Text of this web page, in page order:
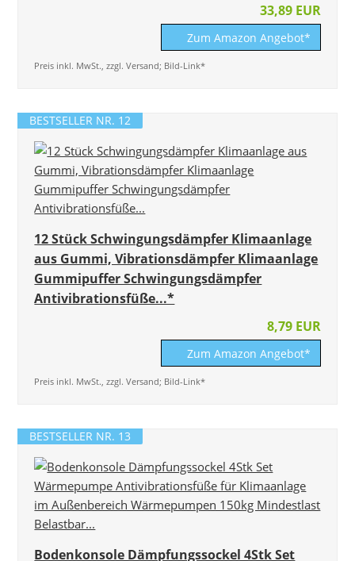
33,89 EUR
Zum Amazon Angebot*
Preis inkl. MwSt., zzgl. Versand; Bild-Link*
BESTSELLER NR. 12
12 Stück Schwingungsdämpfer Klimaanlage
aus Gummi, Vibrationsdämpfer Klimaanlage
Gummipuffer Schwingungsdämpfer
Antivibrationsfüße...*
8,79 EUR
Zum Amazon Angebot*
Preis inkl. MwSt., zzgl. Versand; Bild-Link*
BESTSELLER NR. 13
Bodenkonsole Dämpfungssockel 4Stk Set